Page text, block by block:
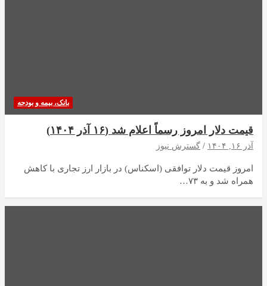
بانک، بیمه و بودجه
قیمت دلار امروز رسماً اعلام شد (۱۶ آذر ۱۴۰۴)
آذر ۱۶, ۱۴۰۴ گسترش نیوز
امروز قیمت دلار توافقی (اسکناس) در بازار ارز تجاری با کاهش
همراه شد و به ۷۳…